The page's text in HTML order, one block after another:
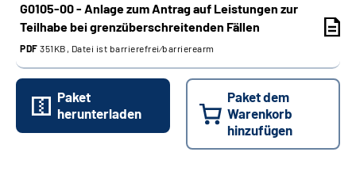
G0105-00 - Anlage zum Antrag auf Leistungen zur
Teilhabe bei grenzüberschreitenden Fällen
PDF 351KB, Datei ist barrierefrei⁄barrierearm
Paket
herunterladen
Paket dem
Warenkorb
hinzufügen